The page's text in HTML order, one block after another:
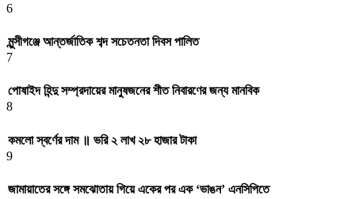
6
মুন্সীগঞ্জে আন্তর্জাতিক শব্দ সচেতনতা দিবস পালিত
7
পোষাইদ হিন্দু সম্প্রদায়ের মানুষজনের শীত নিবারণের জন্য মানবিক
8
কমলো স্বর্ণের দাম ॥ ভরি ২ লাখ ২৮ হাজার টাকা
9
জামায়াতের সঙ্গে সমঝোতায় গিয়ে একের পর এক ‘ভাঙন’ এনসিপিতে